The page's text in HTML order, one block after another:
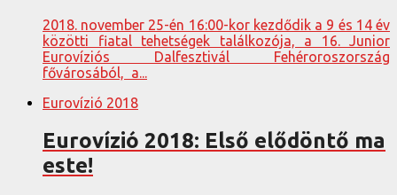
2018. november 25-én 16:00-kor kezdődik a 9 és 14 év
közötti fiatal tehetségek találkozója, a 16. Junior
Eurovíziós Dalfesztivál Fehéroroszország
fővárosából, a...
Eurovízió 2018
Eurovízió 2018: Első elődöntő ma
este!